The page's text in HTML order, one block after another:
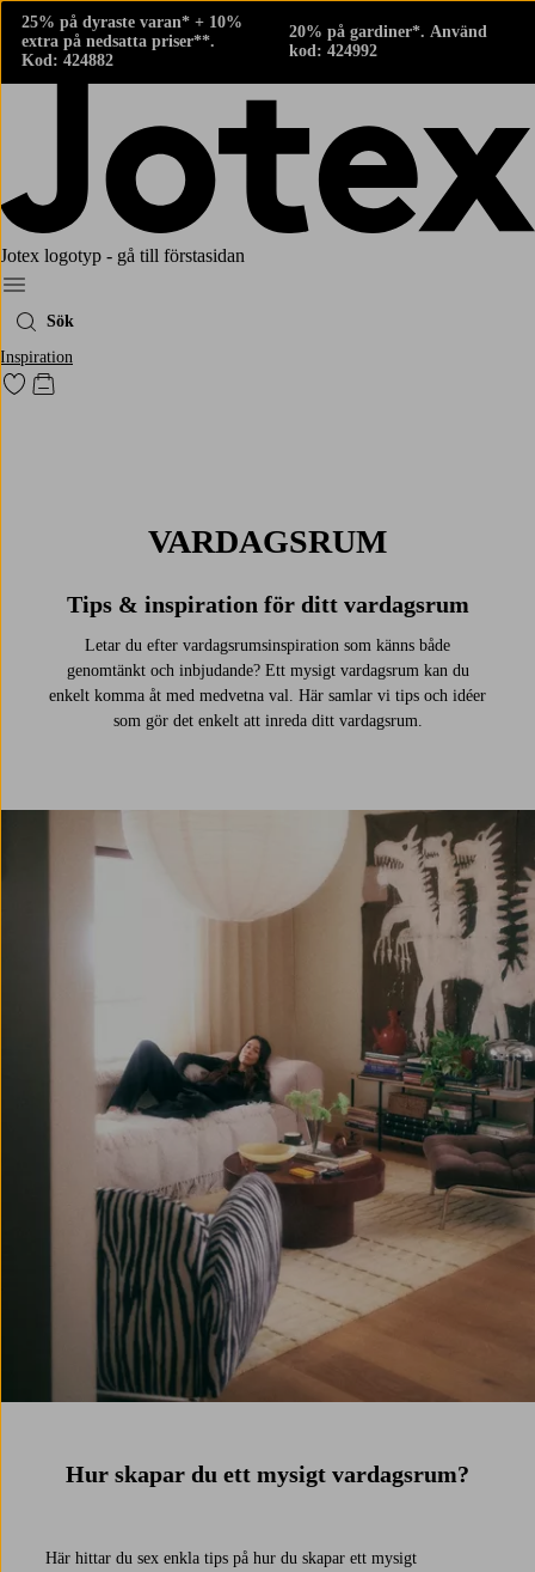
25% på dyraste varan* + 10%
extra på nedsatta priser**.
Kod: 424882
20% på gardiner*. Använd
kod: 424992
Jotex logotyp - gå till förstasidan
Meny
Sök
Inspiration
Gå till favoritmarkerade produkter
Gå till kundvagnen
VARDAGSRUM
Tips & inspiration för ditt vardagsrum
Letar du efter vardagsrumsinspiration som känns både
genomtänkt och inbjudande? Ett mysigt vardagsrum kan du
enkelt komma åt med medvetna val. Här samlar vi tips och idéer
som gör det enkelt att inreda ditt vardagsrum.
Hur skapar du ett mysigt vardagsrum?
Här hittar du sex enkla tips på hur du skapar ett mysigt